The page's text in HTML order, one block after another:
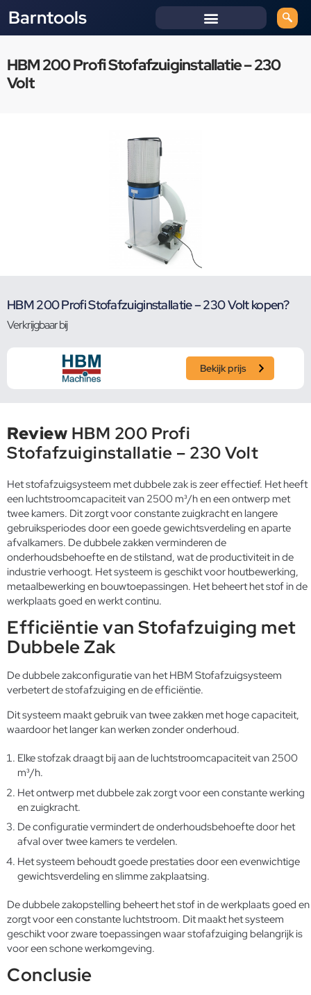
Barntools
HBM 200 Profi Stofafzuiginstallatie – 230
Volt
HBM 200 Profi Stofafzuiginstallatie – 230 Volt kopen?
Verkrijgbaar bij
Bekijk prijs
Review HBM 200 Profi
Stofafzuiginstallatie – 230 Volt
Het stofafzuigsysteem met dubbele zak is zeer effectief. Het heeft
een luchtstroomcapaciteit van 2500 m³/h en een ontwerp met
twee kamers. Dit zorgt voor constante zuigkracht en langere
gebruiksperiodes door een goede gewichtsverdeling en aparte
afvalkamers. De dubbele zakken verminderen de
onderhoudsbehoefte en de stilstand, wat de productiviteit in de
industrie verhoogt. Het systeem is geschikt voor houtbewerking,
metaalbewerking en bouwtoepassingen. Het beheert het stof in de
werkplaats goed en werkt continu.
Efficiëntie van Stofafzuiging met
Dubbele Zak
De dubbele zakconfiguratie van het HBM Stofafzuigsysteem
verbetert de stofafzuiging en de efficiëntie.
Dit systeem maakt gebruik van twee zakken met hoge capaciteit,
waardoor het langer kan werken zonder onderhoud.
Elke stofzak draagt bij aan de luchtstroomcapaciteit van 2500
m³/h.
Het ontwerp met dubbele zak zorgt voor een constante werking
en zuigkracht.
De configuratie vermindert de onderhoudsbehoefte door het
afval over twee kamers te verdelen.
Het systeem behoudt goede prestaties door een evenwichtige
gewichtsverdeling en slimme zakplaatsing.
De dubbele zakopstelling beheert het stof in de werkplaats goed en
zorgt voor een constante luchtstroom. Dit maakt het systeem
geschikt voor zware toepassingen waar stofafzuiging belangrijk is
voor een schone werkomgeving.
Conclusie